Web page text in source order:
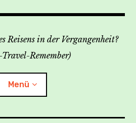
Reisens in der Vergangenheit?
Remember)
Menü